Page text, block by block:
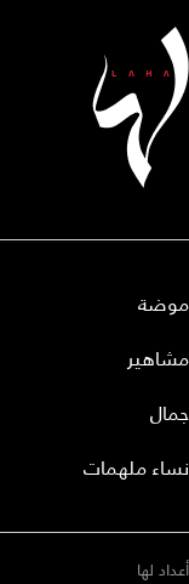
موضة
مشاهير
جمال
نساء ملهمات
أعداد لها